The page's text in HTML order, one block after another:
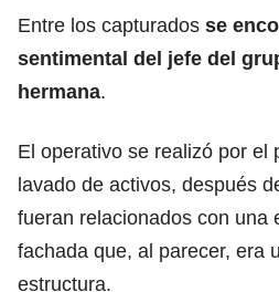
Entre los capturados se
sentimental del jefe del
hermana.
El operativo se realizó por el
lavado de activos, después
fueran relacionados con una
fachada que, al parecer, era
estructura.